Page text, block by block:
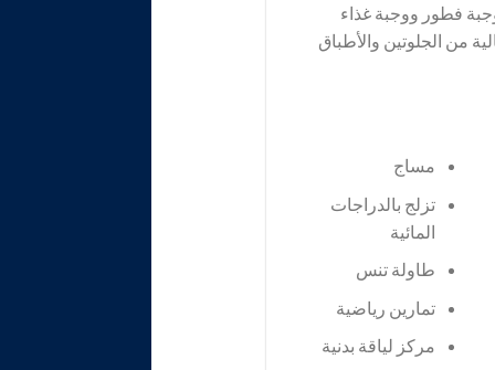
فطور ووجبة غذاء
من الجلوتين والأطباق
مساج
تزلج بالدراجات
المائية
طاولة تنس
تمارين رياضية
مركز لياقة بدنية